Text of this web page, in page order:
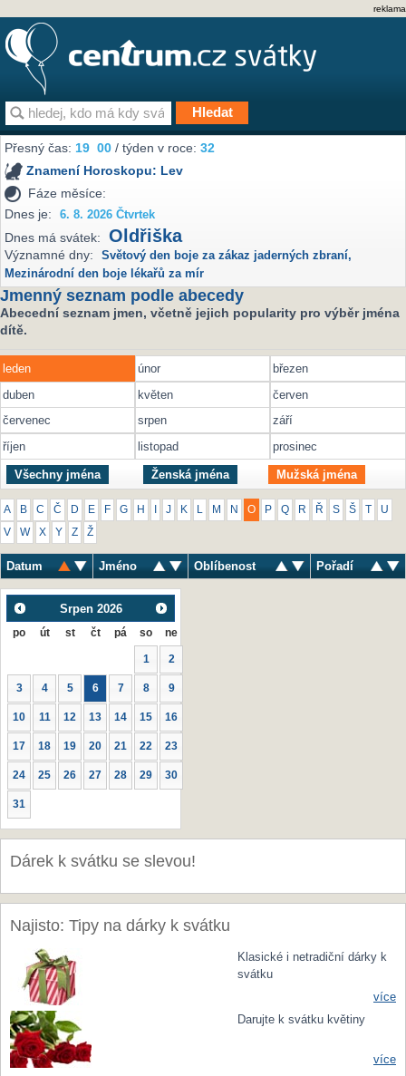
reklama
Přesný čas:19 00 / týden v roce:32
Znamení Horoskopu: Lev
Fáze měsíce:
Dnes je:
6. 8. 2026 Čtvrtek
Dnes má svátek: Oldřiška
Významné dny: Světový den boje za zákaz jaderných zbraní,
Mezinárodní den boje lékařů za mír
Jmenný seznam podle abecedy
Abecední seznam jmen, včetně jejich popularity pro výběr jména
dítě.
leden únor
březen
duben
květen
červen
červenec
srpen
září
říjen
listopad prosinec
Všechny jména Ženská jména Mužská jména
A B C Č D E F G H J K M N O P Q R Ř S Š U
V W X Y Z Ž
Datum Jméno Oblíbenost Pořadí
Srpen 2026
po út st čt pá so ne
1 2
3 4 5 6 7 8 9
10 11 12 13 14 15 16
17 18 19 20 21 22 23
24 25 26 27 28 29 30
31
Dárek k svátku se slevou!
Najisto: Tipy na dárky k svátku
Klasické i netradiční dárky k
svátku
více
Darujte k svátku květiny
více